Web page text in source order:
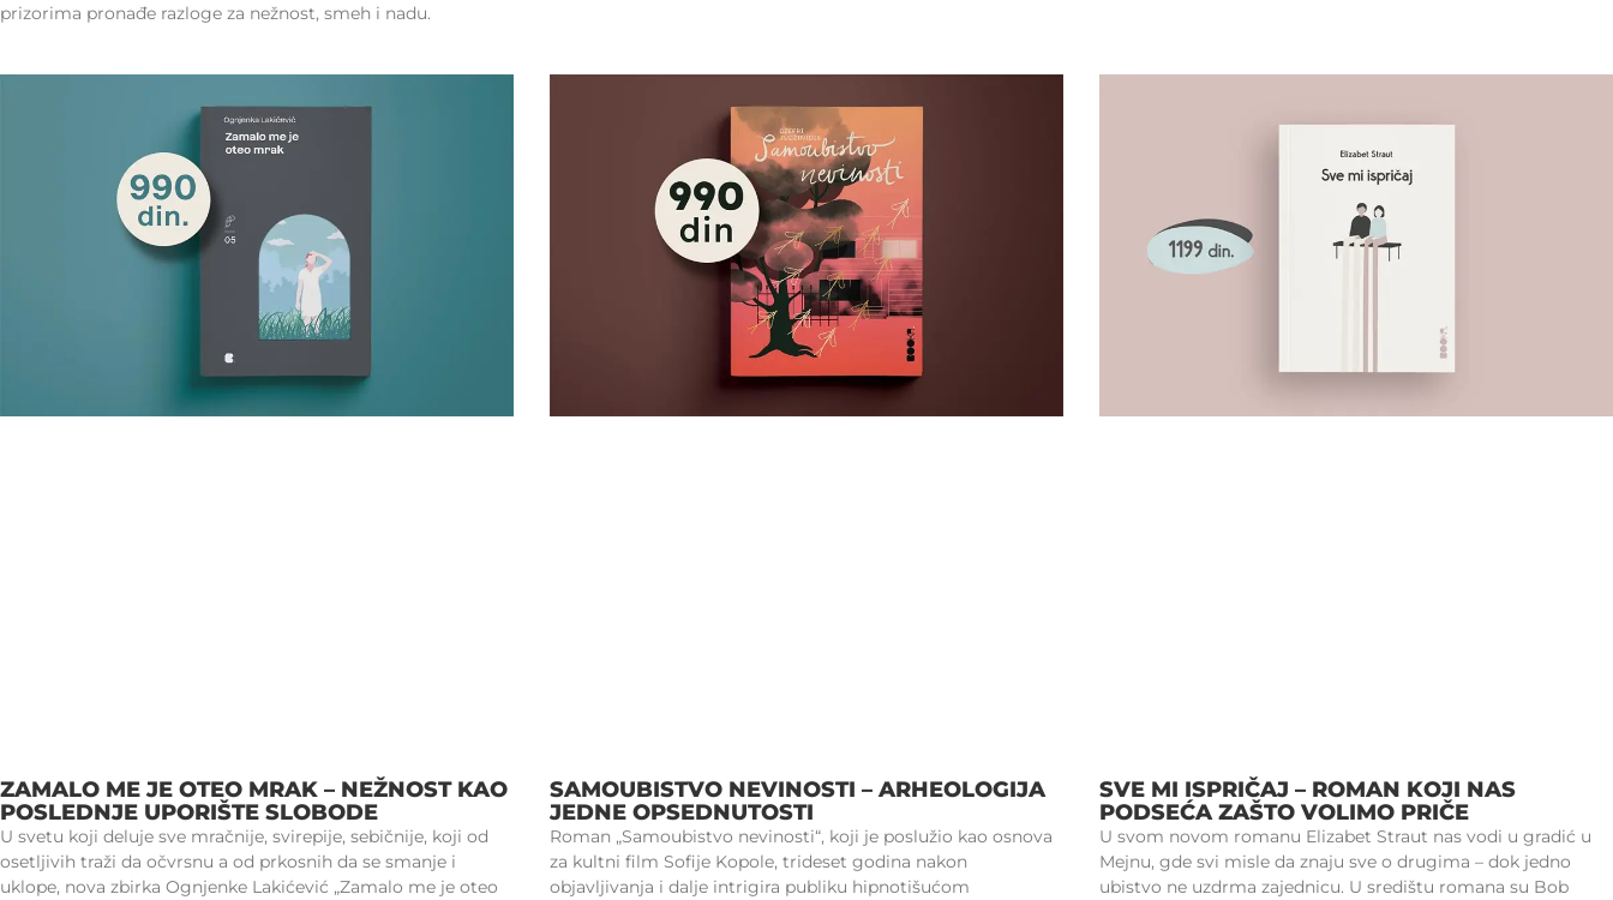
prizorima pronađe razloge za nežnost, smeh i nadu.
ZAMALO ME JE OTEO MRAK – NEŽNOST KAO
POSLEDNJE UPORIŠTE SLOBODE
U svetu koji deluje sve mračnije, svirepije, sebičnije, koji od
osetljivih traži da očvrsnu a od prkosnih da se smanje i
uklope, nova zbirka Ognjenke Lakićević „Zamalo me je oteo
SAMOUBISTVO NEVINOSTI – ARHEOLOGIJA
JEDNE OPSEDNUTOSTI
Roman „Samoubistvo nevinosti“, koji je poslužio kao osnova
za kultni film Sofije Kopole, trideset godina nakon
objavljivanja i dalje intrigira publiku hipnotišućom
SVE MI ISPRIČAJ – ROMAN KOJI NAS
PODSEĆA ZAŠTO VOLIMO PRIČE
U svom novom romanu Elizabet Straut nas vodi u gradić u
Mejnu, gde svi misle da znaju sve o drugima – dok jedno
ubistvo ne uzdrma zajednicu. U središtu romana su Bob